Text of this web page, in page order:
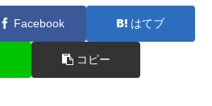
Facebook はてブ
コピー